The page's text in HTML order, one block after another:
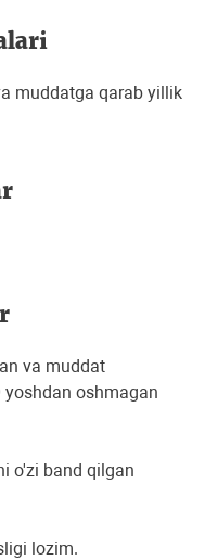
muddatga qarab yillik
va muddat
oshmagan
o'zi band qilgan
lozim.